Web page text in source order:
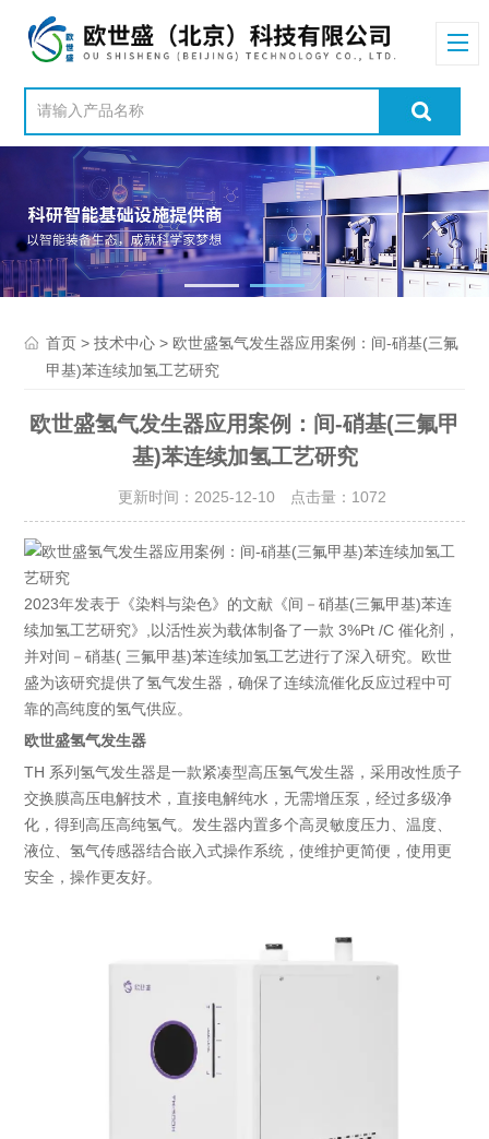
首页 >技术中心 > 欧世盛氢气发生器应用案例：间-硝基(三氟
甲基)苯连续加氢工艺研究
欧世盛氢气发生器应用案例：间-硝基(三氟甲
基)苯连续加氢工艺研究
更新时间：2025-12-10 点击量： 1072
2023年发表于《染料与染色》的文献《间－硝基(三氟甲基)苯连
续加氢工艺研究》,以活性炭为载体制备了一款 3%Pt /C 催化剂，
并对间－硝基( 三氟甲基)苯连续加氢工艺进行了深入研究。欧世
盛为该研究提供了氢气发生器，确保了连续流催化反应过程中可
靠的高纯度的氢气供应。
欧世盛氢气发生器
TH 系列氢气发生器是一款紧凑型高压氢气发生器，采用改性质子
交换膜高压电解技术，直接电解纯水，无需增压泵，经过多级净
化，得到高压高纯氢气。发生器内置多个高灵敏度压力、温度、
液位、氢气传感器结合嵌入式操作系统，使维护更简便，使用更
安全，操作更友好。